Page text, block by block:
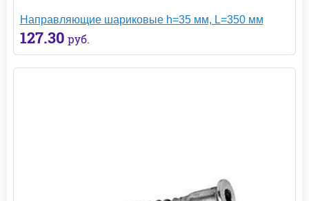
Направляющие шариковые h=35 мм, L=350 мм
127.30 руб.